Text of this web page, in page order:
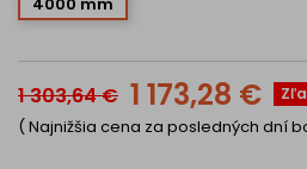
odolnosť voči extrémnym teplotám
dobrá požiarna odolnosť
dosiek,
mimoriadne odolné proti
1 303,64 € 1 173,28 €
( Najnižšia cena za posledných dní